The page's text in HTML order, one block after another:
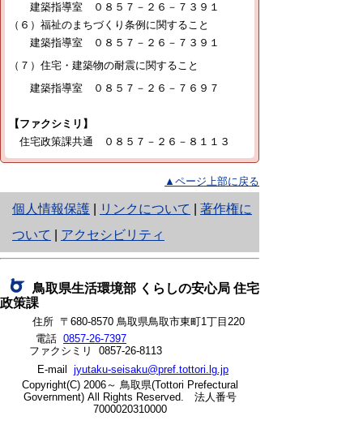
建築指導室 ０８５７－２６－７３９１
（６）福祉のまちづくり条例に関すること
建築指導室 ０８５７－２６－７３９１
（７）住宅・建築物の耐震に関すること
建築指導室 ０８５７－２６－７６９７
【ファクシミリ】
住宅政策課共通 ０８５７－２６－８１１３
▲ページ上部に戻る
個人情報保護
と
り
ネ
ッ
へ
リンクについて
著作権に
ついて
アクセシビリティ
鳥取県生活環境部 くらしの安心局 住宅
政策課
住所 〒680-8570 鳥取県鳥取市東町1丁目220
電話 0857-26-7397
ファクシミリ 0857-26-8113
E-mail jyutaku-seisaku@pref.tottori.lg.jp
Copyright(C) 2006～ 鳥取県(Tottori Prefectural
Government) All Rights Reserved. 法人番号
7000020310000